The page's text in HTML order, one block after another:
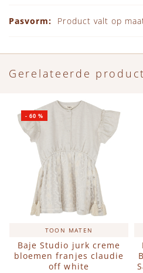
Product valt op
Gerelateerde
TOON MATEN
Baje Studio jurk creme
bloemen franjes claudie
off white
-60 %